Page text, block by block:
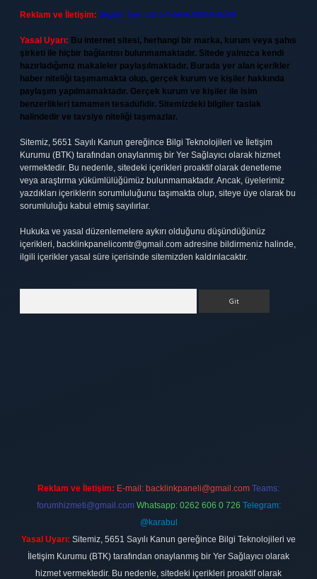
Reklam ve İletişim: Skype: live:.cid.575569c608265c69
Yasal Uyarı: Bu internet sitesi, herhangi bir marka, kurum veya şahıs
şirketi ile hiçbir bağlantısı bulunmamaktadır. Sitede yalnızca kendi
hazırladığımız makaleler paylaşılmaktadır. Burada yer alan içerikler
haber niteliği taşımamakta olup, gerçek kurum ve kişiler hakkında
paylaşım yapılmamaktadır. Gerçek kurum ve kişiler ile isim
benzerlikleri tamamen tesadüfidir. Sitemizdeki bilgiler taslak
halindedir ve tavsiye niteliği taşımazlar.
Sitemiz, 5651 Sayılı Kanun gereğince Bilgi Teknolojileri ve İletişim
Kurumu (BTK) tarafından onaylanmış bir Yer Sağlayıcı olarak hizmet
vermektedir. Bu nedenle, sitedeki içerikleri proaktif olarak denetleme
veya araştırma yükümlülüğümüz bulunmamaktadır. Ancak, üyelerimiz
yazdıkları içeriklerin sorumluluğunu taşımakta olup, siteye üye olarak bu
sorumluluğu kabul etmiş sayılırlar.
Hukuka ve yasal düzenlemelere aykırı olduğunu düşündüğünüz
içerikleri, backlinkpanelicomtr@gmail.com adresine bildirmeniz halinde,
ilgili içerikler yasal süre içerisinde sitemizden kaldırılacaktır.
Reklam ve İletişim: E-mail: backlinkpaneli@gmail.com Teams:
forumhizmeti@gmail.com Whatsapp: 0262 606 0 726 Telegram:
@karabul
Yasal Uyarı: Sitemiz, 5651 Sayılı Kanun gereğince Bilgi Teknolojileri ve
İletişim Kurumu (BTK) tarafından onaylanmış bir Yer Sağlayıcı olarak
hizmet vermektedir. Bu nedenle, sitedeki içerikleri proaktif olarak